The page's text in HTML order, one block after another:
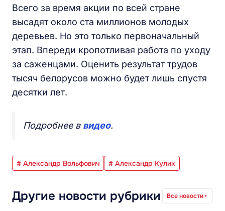
Всего за время акции по всей стране
высадят около ста миллионов молодых
деревьев. Но это только первоначальный
этап. Впереди кропотливая работа по уходу
за саженцами. Оценить результат трудов
тысяч белорусов можно будет лишь спустя
десятки лет.
Подробнее в видео.
# Александр Вольфович # Александр Кулик
Другие новости рубрики Все новости